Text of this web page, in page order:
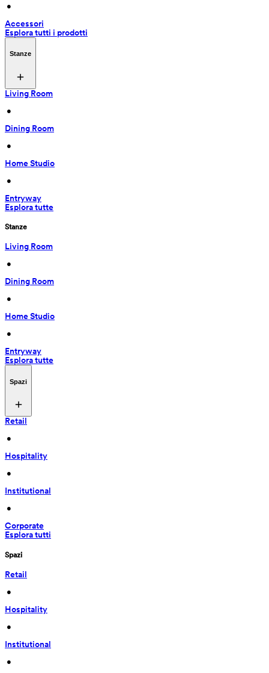
•
Accessori
Esplora tutti i prodotti
Stanze
Living Room
•
Dining Room
•
Home Studio
•
Entryway
Esplora tutte
Stanze
Living Room
•
Dining Room
•
Home Studio
•
Entryway
Esplora tutte
Spazi
Retail
•
Hospitality
•
Institutional
•
Corporate
Esplora tutti
Spazi
Retail
•
Hospitality
•
Institutional
•